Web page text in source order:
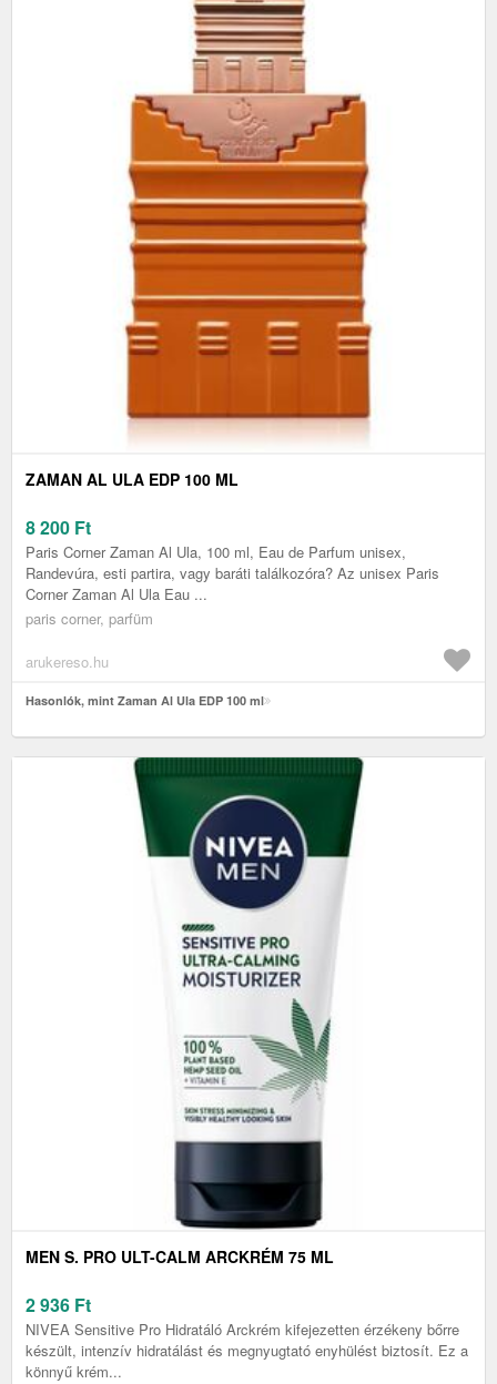
ZAMAN AL ULA EDP 100 ML
8 200 Ft
Paris Corner Zaman Al Ula, 100 ml, Eau de Parfum unisex,
Randevúra, esti partira, vagy baráti találkozóra? Az unisex Paris
Corner Zaman Al Ula Eau ...
paris corner, parfüm
arukereso.hu
Hasonlók, mint Zaman Al Ula EDP 100 ml
MEN S. PRO ULT-CALM ARCKRÉM 75 ML
2 936 Ft
NIVEA Sensitive Pro Hidratáló Arckrém kifejezetten érzékeny bőrre
készült, intenzív hidratálást és megnyugtató enyhülést biztosít. Ez a
könnyű krém...